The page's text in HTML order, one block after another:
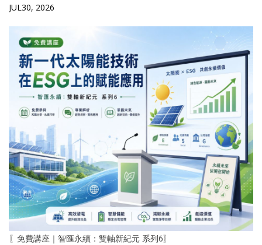
JUL30, 2026
〖免費講座｜智匯永續：雙軸新紀元 系列6〗